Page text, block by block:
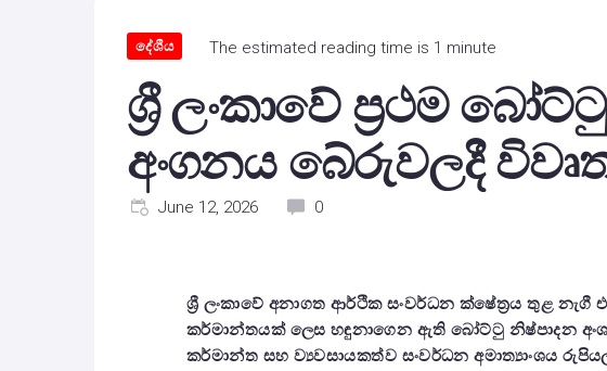
දේශීය The estimated reading time is 1 minute
ශ්‍රී ලංකාවේ ප්‍රථම
අංගනය බේරුවලදී
June 12, 2026 0
ශ්‍රී ලංකාවේ අනාගත ආර්ථික සංවර්ධන ක්ෂේත්‍රය තුළ නැගී
කර්මාන්තයක් ලෙස හඳුනාගෙන ඇති බෝට්ටු නිෂ්පාදන
කර්මාන්ත සහ ව්‍යවසායකත්ව සංවර්ධන අමාත්‍යාංශය